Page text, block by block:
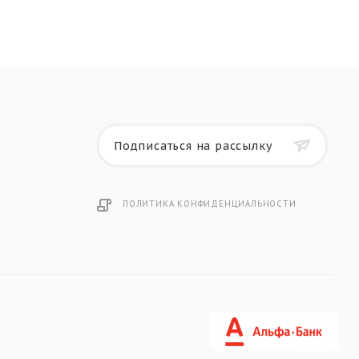
Подписаться на рассылку
ПОЛИТИКА КОНФИДЕНЦИАЛЬНОСТИ